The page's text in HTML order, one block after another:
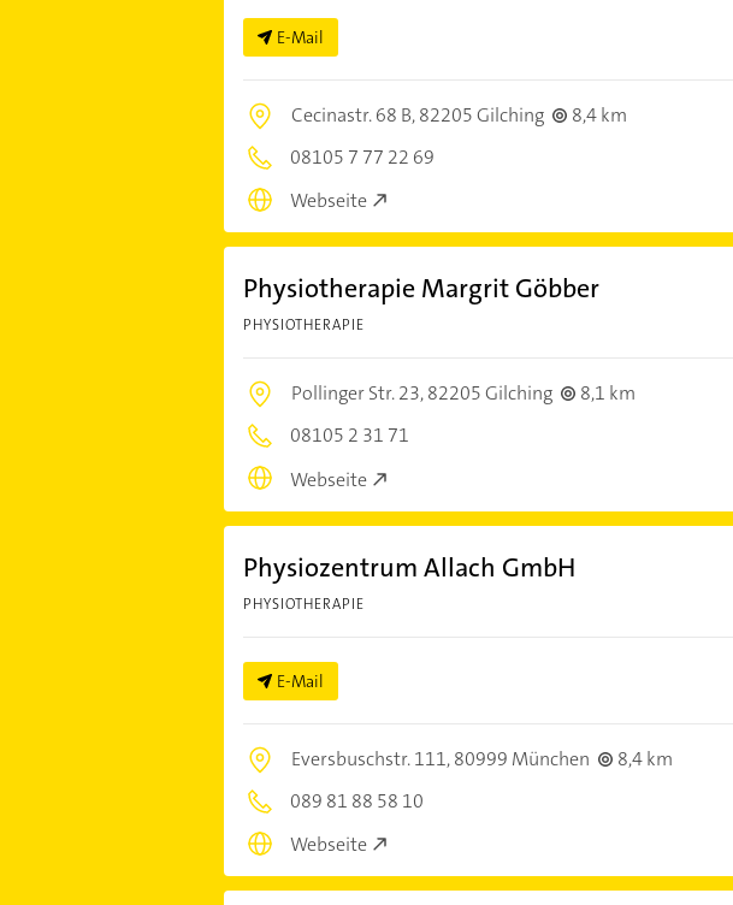
E-Mail
Cecinastr. 68 B,82205 Gilching
8,4 km
08105 7 77 22 69
Webseite
Physiotherapie Margrit Göbber
PHYSIOTHERAPIE
Pollinger Str. 23,82205 Gilching
8,1 km
08105 2 31 71
Webseite
Physiozentrum Allach GmbH
PHYSIOTHERAPIE
E-Mail
Eversbuschstr. 111,80999 München
8,4 km
089 81 88 58 10
Webseite